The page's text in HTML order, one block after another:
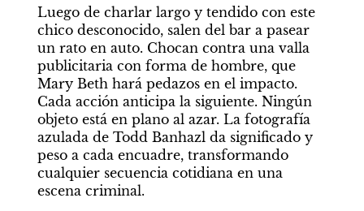
Luego de charlar largo y tendido con este
chico desconocido, salen del bar a pasear
un rato en auto. Chocan contra una valla
publicitaria con forma de hombre, que
Mary Beth hará pedazos en el impacto.
Cada acción anticipa la siguiente. Ningún
objeto está en plano al azar. La fotografía
azulada de Todd Banhazl da significado y
peso a cada encuadre, transformando
cualquier secuencia cotidiana en una
escena criminal.